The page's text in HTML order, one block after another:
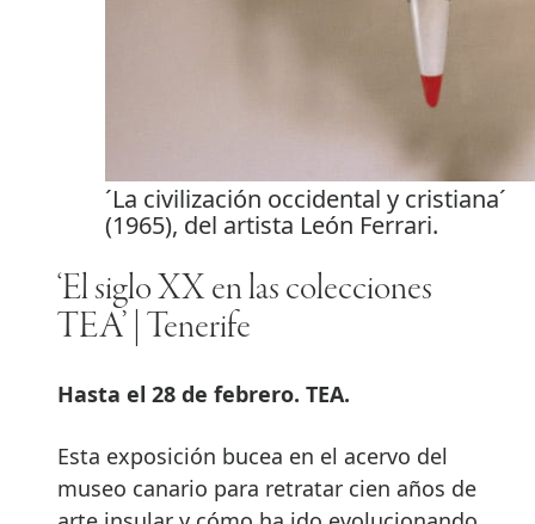
´La civilización occidental y cristiana´
(1965), del artista León Ferrari.
‘El siglo XX en las colecciones
TEA’ | Tenerife
Hasta el 28 de febrero. TEA.
Esta exposición bucea en el acervo del
museo canario para retratar cien años de